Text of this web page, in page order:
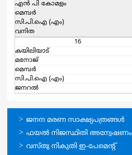
എന്‍ പി കോമളം
മെമ്പര്‍
സി.പി.ഐ (എം)
വനിത
16
കയിലിയാട്
മനോജ്
മെമ്പര്‍
സി.പി.ഐ (എം)
ജനറല്‍
ഓണ്‍ലൈന്‍
സേവനങ്ങള്‍
ജനന മരണ സാക്ഷ്യപത്രങ്ങള്‍
ഫയല്‍ നിജസ്ഥിതി അന്വേഷണം
വസ്തു നികുതി ഇ-പേമെന്റ്